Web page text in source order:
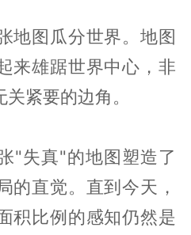
地图瓜分世界。地图
来雄踞世界中心，非
紧要的边角。
"失真"的地图塑造了
的直觉。直到今天，
积比例的感知仍然是